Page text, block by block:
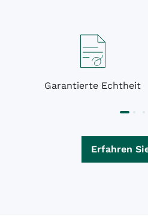
Garantierte Echtheit
Erfahren